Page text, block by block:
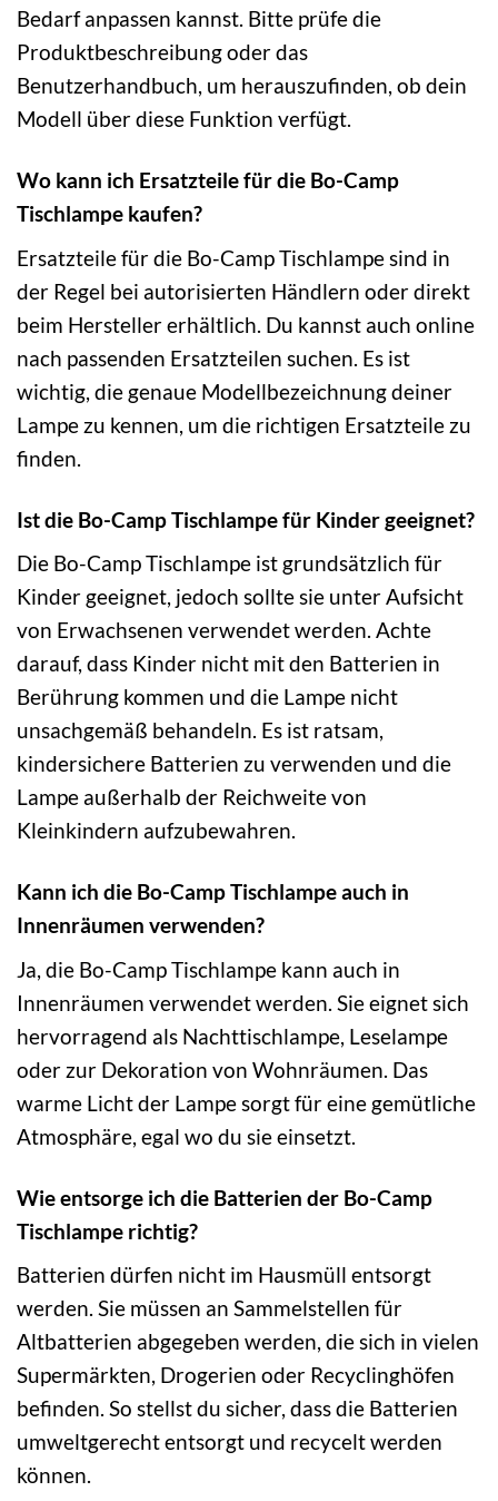
Bedarf anpassen kannst. Bitte prüfe die
Produktbeschreibung oder das
Benutzerhandbuch, um herauszufinden, ob dein
Modell über diese Funktion verfügt.
Wo kann ich Ersatzteile für die Bo-Camp
Tischlampe kaufen?
Ersatzteile für die Bo-Camp Tischlampe sind in
der Regel bei autorisierten Händlern oder direkt
beim Hersteller erhältlich. Du kannst auch online
nach passenden Ersatzteilen suchen. Es ist
wichtig, die genaue Modellbezeichnung deiner
Lampe zu kennen, um die richtigen Ersatzteile zu
finden.
Ist die Bo-Camp Tischlampe für Kinder geeignet?
Die Bo-Camp Tischlampe ist grundsätzlich für
Kinder geeignet, jedoch sollte sie unter Aufsicht
von Erwachsenen verwendet werden. Achte
darauf, dass Kinder nicht mit den Batterien in
Berührung kommen und die Lampe nicht
unsachgemäß behandeln. Es ist ratsam,
kindersichere Batterien zu verwenden und die
Lampe außerhalb der Reichweite von
Kleinkindern aufzubewahren.
Kann ich die Bo-Camp Tischlampe auch in
Innenräumen verwenden?
Ja, die Bo-Camp Tischlampe kann auch in
Innenräumen verwendet werden. Sie eignet sich
hervorragend als Nachttischlampe, Leselampe
oder zur Dekoration von Wohnräumen. Das
warme Licht der Lampe sorgt für eine gemütliche
Atmosphäre, egal wo du sie einsetzt.
Wie entsorge ich die Batterien der Bo-Camp
Tischlampe richtig?
Batterien dürfen nicht im Hausmüll entsorgt
werden. Sie müssen an Sammelstellen für
Altbatterien abgegeben werden, die sich in vielen
Supermärkten, Drogerien oder Recyclinghöfen
befinden. So stellst du sicher, dass die Batterien
umweltgerecht entsorgt und recycelt werden
können.